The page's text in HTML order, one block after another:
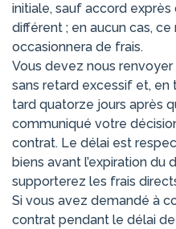
initiale, sauf accord
différent ; en aucun cas,
occasionnera de frais.
Vous devez nous
sans retard excessif et, en
tard quatorze jours après
communiqué votre
contrat. Le délai est
biens avant l’expiration du
supporterez les frais
Si vous avez demandé à
contrat pendant le délai